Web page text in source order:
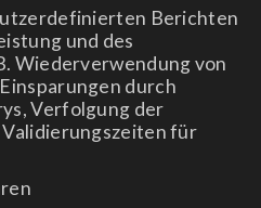
Berichten
und des
Wiederverwendung von
durch
Verfolgung der
für